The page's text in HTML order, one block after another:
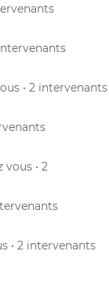
• 2 intervenants
vous • 2
• 2 intervenants